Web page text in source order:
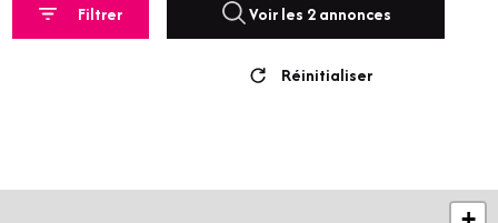
Filtrer Voir les 2annonces
Réinitialiser